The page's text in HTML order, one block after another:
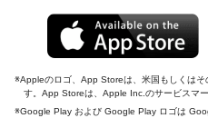
Appleのロゴ、App Storeは、米国もしくは
す。App Storeは、Apple Inc.のサービスマー
Google Play および Google Play ロゴは